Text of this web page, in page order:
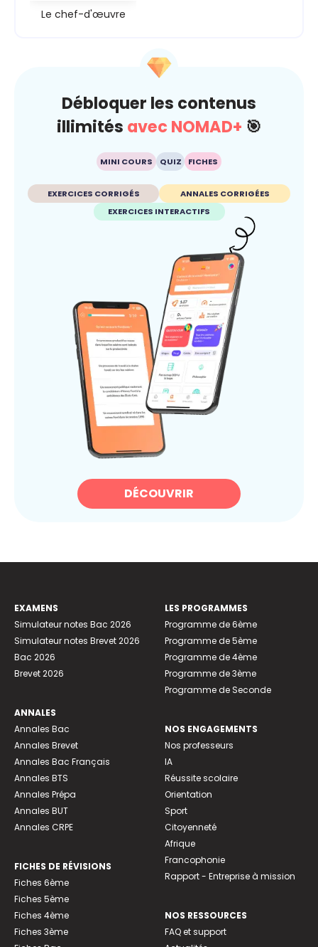
Le chef-d'œuvre
Débloquer les contenus
illimités avec NOMAD+ 🎯
MINI COURS QUIZ FICHES
EXERCICES CORRIGÉS
ANNALES CORRIGÉES
EXERCICES INTERACTIFS
DÉCOUVRIR
EXAMENS
Simulateur notes Bac 2026
Simulateur notes Brevet 2026
Bac 2026
Brevet 2026
ANNALES
Annales Bac
Annales Brevet
Annales Bac Français
Annales BTS
Annales Prépa
Annales BUT
Annales CRPE
FICHES DE RÉVISIONS
Fiches 6ème
Fiches 5ème
Fiches 4ème
Fiches 3ème
LES PROGRAMMES
Programme de 6ème
Programme de 5ème
Programme de 4ème
Programme de 3ème
Programme de Seconde
NOS ENGAGEMENTS
Nos professeurs
IA
Réussite scolaire
Orientation
Sport
Citoyenneté
Afrique
Francophonie
Rapport - Entreprise à mission
NOS RESSOURCES
FAQ et support